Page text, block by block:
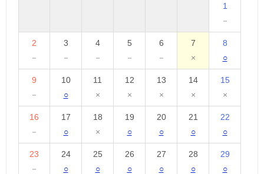
1
－
2
－
3
－
4
－
5
－
6
－
7
×
8
○
9
－
10
○
11
×
12
×
13
×
14
×
15
×
16
－
17
○
18
×
19
○
20
○
21
○
22
○
23
－
24
○
25
○
26
○
27
○
28
○
29
○